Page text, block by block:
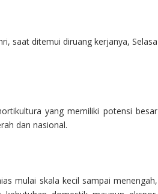
saat ditemui diruang kerjanya, Selasa
yang memiliki potensi besar
dan nasional.
mulai skala kecil sampai menengah,